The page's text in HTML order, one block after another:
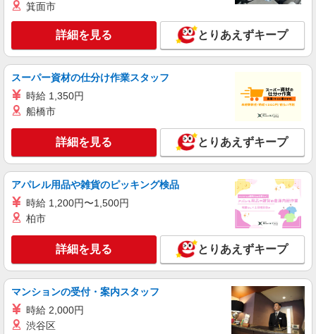
詳細を見る
株式会社KYS
月給：【未験者】26万〜28万円以上 （経験・
能力・Revit経験により優遇） ※経験者は面接時に
キープ 詳細を見る
正社員
株式会社KYS
CADオペレーターアシスタント及び精算
月給：【経験者】28万〜32万円以上 （経験・
能力・Revit経験により優遇） ※経験者は面接時に
アピール下さい！
東京都江戸川区篠崎町2-34-12
キープ 詳細を見る
派遣社員
箕面市
詳細を見る とりあえずキープ
スーパー資材の仕分け作業スタッフ
時給 1,350円
船橋市
詳細を見る とりあえずキープ
アパレル用品や雑貨のピッキング検品
時給 1,200円〜1,500円
柏市
詳細を見る とりあえずキープ
マンションの受付・案内スタッフ
時給 2,000円
渋谷区